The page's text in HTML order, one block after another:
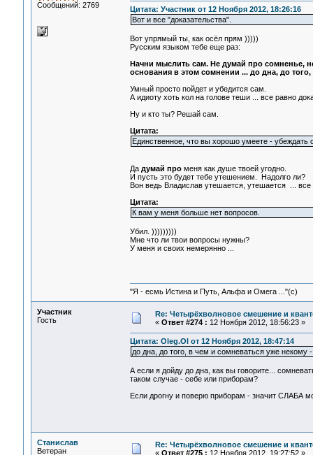
Сообщений: 2769
Цитата: Участник от 12 Ноября 2012, 18:26:16
Вот и все "доказательства".
Вот упрямый ты, как осёл прям )))))
Русским языком тебе еще раз:
Начни мыслить сам. Не думай про сомненье,
основания в этом сомнении ... до дна, до
Умный просто пойдет и убедится сам.
А идиоту хоть кол на голове теши ... все равно
Ну и кто ты? Решай сам.
Цитата:
Единственное, что вы хорошо умеете - убеждать
Да думай променя как душе твоей угодно.
И пусть это будет тебе утешением. Надолго ли?
Вон ведь Владислав утешается, утешается ... все
Цитата:
К вам у меня больше нет вопросов.
Убил. )))))))))
Мне что ли твои вопросы нужны?
У меня и своих немерянно ...
"Я - есмь Истина и Путь, Альфа и Омега ..."(с)
Участник
Гость
Re: Четырёхволновое смешение и
« Ответ #274 : 12 Ноября 2012, 18:56:23 »
Цитата: Oleg.Ol от 12 Ноября 2012, 18:47:14
до дна, до того, в чем и сомневаться уже некому
А если я дойду до дна, как вы говорите...
таком случае - себе или приборам?
Если дрогну и поверю приборам - значит СЛАБА
Станислав
Ветеран
Re: Четырёхволновое смешение и
« Ответ #275 : 12 Ноября 2012, 19:27:52 »